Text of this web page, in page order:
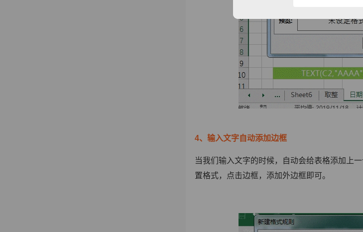
4、输入文字自动添加边框
当我们输入文字的时候，自动会给表格添加上
置格式，点击边框，添加外边框即可。